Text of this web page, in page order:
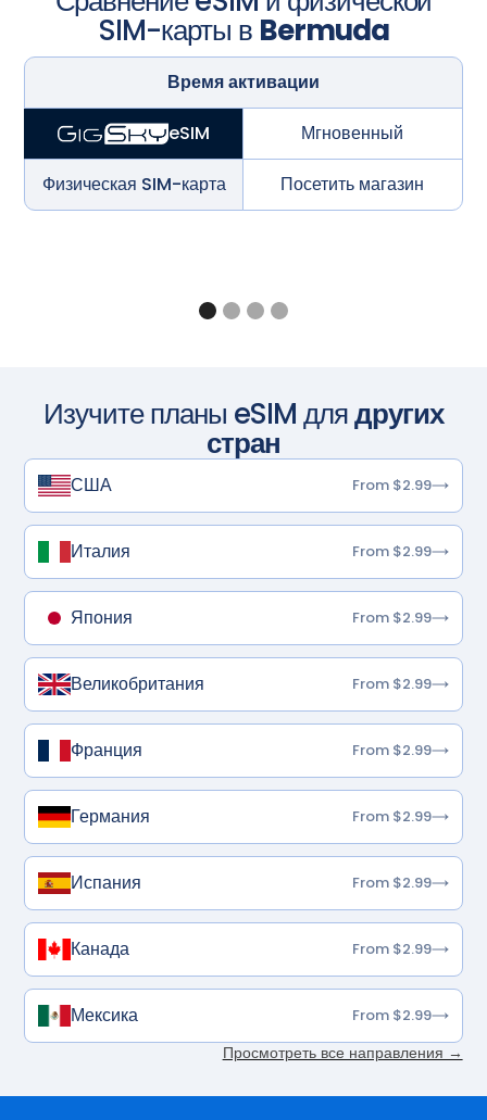
SIM-карты в Bermuda
Время активации
eSIM Мгновенный
Физическая SIM-карта Посетить магазин
Изучите планы eSIM длядругих
стран
США From $2.99
Италия From $2.99
Япония From $2.99
Великобритания From $2.99
Франция From $2.99
Германия From $2.99
Испания From $2.99
Канада From $2.99
Мексика From $2.99
Просмотреть все направления →